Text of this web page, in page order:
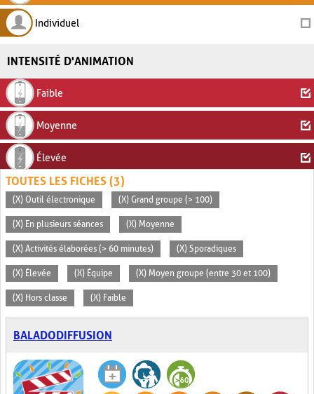
Individuel
INTENSITÉ D'ANIMATION
Faible
Moyenne
Élevée
TOUTES LES FICHES (3)
(X) Outil électronique (X) Grand groupe (> 100)
(X) En plusieurs séances (X) Moyenne
(X) Activités élaborées (> 60 minutes) (X) Sporadiques
(X) Élevée (X) Équipe (X) Moyen groupe (entre 30 et 100)
(X) Hors classe (X) Faible
BALADODIFFUSION